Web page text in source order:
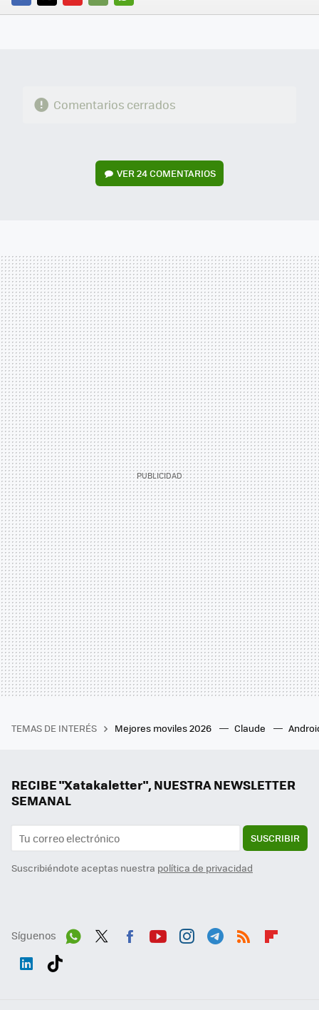
FACEBOOK
TWITTERFLIPBOARD
E-
WHATSAPP
Comentarios cerrados
VER24 COMENTARIOS
TEMAS DE INTERÉS Mejores moviles 2026 Claude
RECIBE "Xatakaletter", NUESTRA NEWSLETTER
SEMANAL
SUSCRIBIR
Suscribiéndote aceptas nuestra política de privacidad
Síguenos